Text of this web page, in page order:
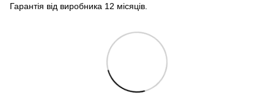
Гарантія від виробника 12 місяців.